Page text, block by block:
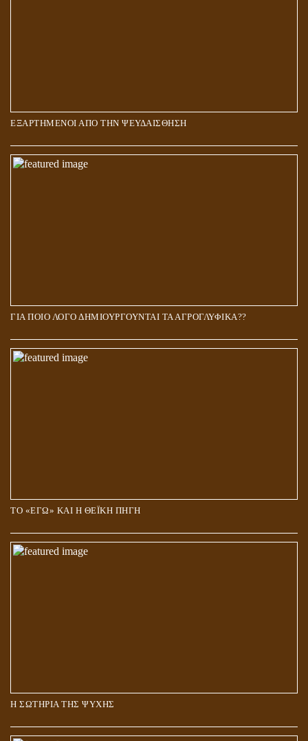
ΕΞΑΡΤΗΜΕΝΟΙ ΑΠΟ ΤΗΝ ΨΕΥΔΑΙΣΘΗΣΗ
ΓΙΑ ΠΟΙΟ ΛΟΓΟ ΔΗΜΙΟΥΡΓΟΥΝΤΑΙ ΤΑ ΑΓΡΟΓΛΥΦΙΚΑ??
ΤΟ «ΕΓΩ» ΚΑΙ Η ΘΕΪΚΗ ΠΗΓΗ
Η ΣΩΤΗΡΙΑ ΤΗΣ ΨΥΧΗΣ